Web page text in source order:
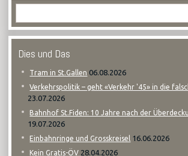
Dies und Das
Tram in St.Gallen 06.08.2026
Verkehrspolitik – geht «Verkehr '45» in die
23.07.2026
Bahnhof St.Fiden: 10 Jahre nach der
19.07.2026
Einbahnringe und Grosskreisel 16.06.2026
Kein Gratis-ÖV 28.04.2026